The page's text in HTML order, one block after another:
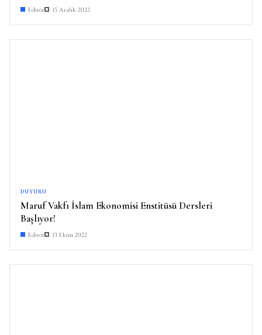
Editör 15 Aralık 2022
DUYURU
Maruf Vakfı İslam Ekonomisi Enstitüsü Dersleri
Başlıyor!
Editör 13 Ekim 2022